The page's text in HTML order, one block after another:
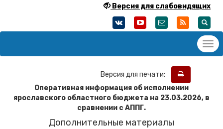
Версия для слабовидящих
Версия для печати:
Оперативная информация об исполнении
ярославского областного бюджета на 23.03.2026, в
сравнении с АППГ.
Дополнительные материалы